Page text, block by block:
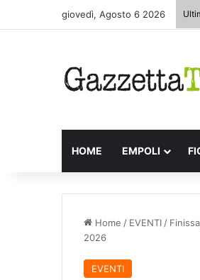
giovedì, Agosto 6 2026
HOME EMPOLI
Home / EVENTI /
2026
EVENTI